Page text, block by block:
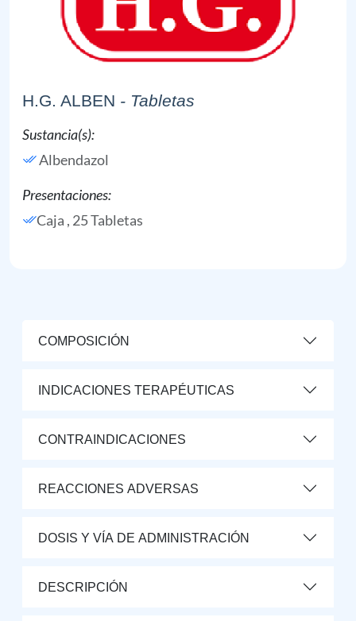
H.G. ALBEN - Tabletas
Sustancia(s):
Albendazol
Presentaciones:
Caja , 25 Tabletas
COMPOSICIÓN
INDICACIONES TERAPÉUTICAS
CONTRAINDICACIONES
REACCIONES ADVERSAS
DOSIS Y VÍA DE ADMINISTRACIÓN
DESCRIPCIÓN